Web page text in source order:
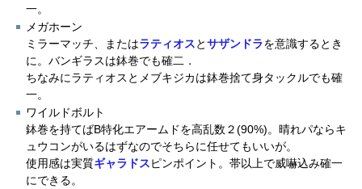
一。
メガホーン
ミラーマッチ、またはラティオス とサザンドラ を意識するとき
に。バンギラスは鉢巻でも確二．
ちなみにラティオスとメブキジカは鉢巻捨て身タックルでも確
一。
ワイルドボルト
鉢巻を持てばB特化エアームドを高乱数２(90%)。晴れパならキ
ュウコンがいるはずなのでそちらに任せてもいいが。
使用感は実質ギャラドス ピンポイント。帯以上で威嚇込み確一
にできる。